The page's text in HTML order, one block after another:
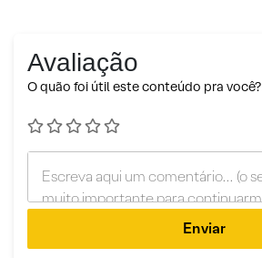
Avaliação
O quão foi útil este conteúdo pra você?
Enviar